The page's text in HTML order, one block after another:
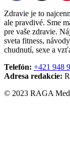
Zdravie je to
ale pravdivé. Sme
pre vaše zdravie.
sveta fitness,
chudnutí, sexe a
Telefón: +421 948
Adresa redakcie:
© 2023 RAGA